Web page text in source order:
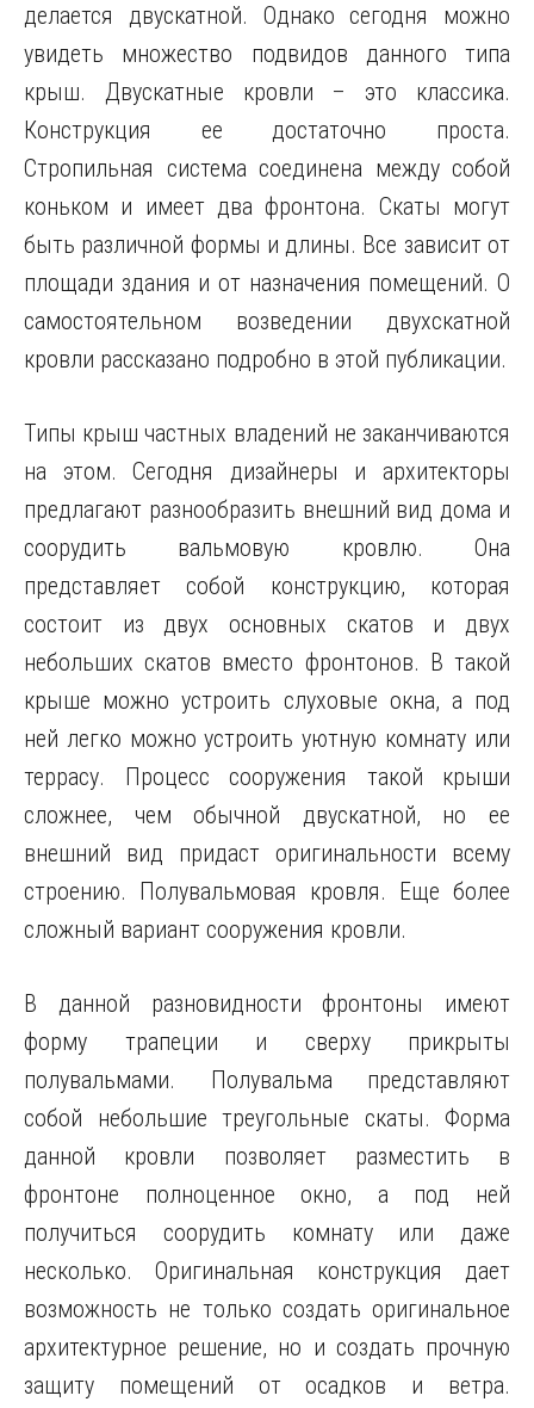
делается двускатной. Однако сегодня можно
увидеть множество подвидов данного типа
крыш. Двускатные кровли – это классика.
Конструкция ее достаточно проста.
Стропильная система соединена между собой
коньком и имеет два фронтона. Скаты могут
быть различной формы и длины. Все зависит от
площади здания и от назначения помещений. О
самостоятельном возведении двухскатной
кровли рассказано подробно в этой публикации.
Типы крыш частных владений не заканчиваются
на этом. Сегодня дизайнеры и архитекторы
предлагают разнообразить внешний вид дома и
соорудить вальмовую кровлю. Она
представляет собой конструкцию, которая
состоит из двух основных скатов и двух
небольших скатов вместо фронтонов. В такой
крыше можно устроить слуховые окна, а под
ней легко можно устроить уютную комнату или
террасу. Процесс сооружения такой крыши
сложнее, чем обычной двускатной, но ее
внешний вид придаст оригинальности всему
строению. Полувальмовая кровля. Еще более
сложный вариант сооружения кровли.
В данной разновидности фронтоны имеют
форму трапеции и сверху прикрыты
полувальмами. Полувальма представляют
собой небольшие треугольные скаты. Форма
данной кровли позволяет разместить в
фронтоне полноценное окно, а под ней
получиться соорудить комнату или даже
несколько. Оригинальная конструкция дает
возможность не только создать оригинальное
архитектурное решение, но и создать прочную
защиту помещений от осадков и ветра.